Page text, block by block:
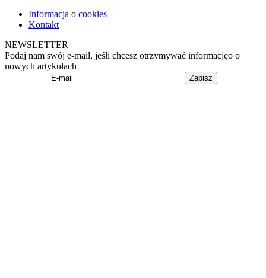
Informacja o cookies
Kontakt
NEWSLETTER
Podaj nam swój e-mail, jeśli chcesz otrzymywać informacjęo o
nowych artykułach
Zapisz